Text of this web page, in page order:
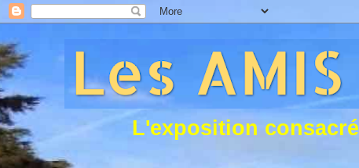
L'exposition consacré